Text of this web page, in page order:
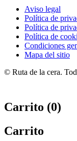
Aviso legal
Política de
Política de
Política de
Condiciones
Mapa del sitio
© Ruta de la cera.
Carrito (0)
Carrito